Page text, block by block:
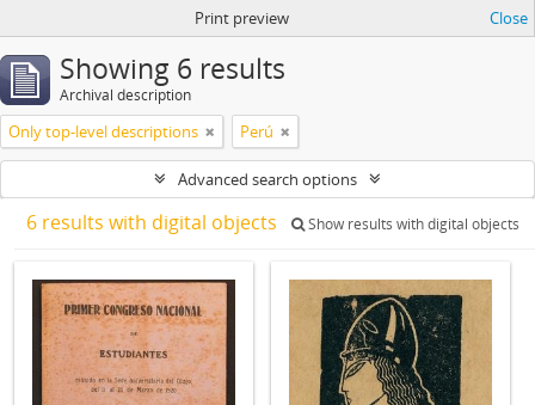
Print preview Close
Showing 6 results
Archival description
Only top-level descriptions Perú
Advanced search options
6 results with digital objects Show results with digital objects